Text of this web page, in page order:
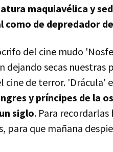
maquiavélica y
de depredador
del cine mudo
dejando secas
cine de terror. 'Drácula'
y príncipes de la
siglo. Para
para que mañana